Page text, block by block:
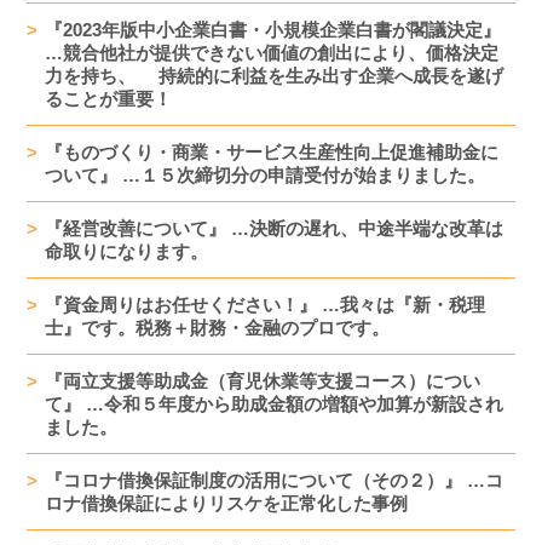
『2023年版中小企業白書・小規模企業白書が閣議決定』
…競合他社が提供できない価値の創出により、価格決定
力を持ち、 持続的に利益を生み出す企業へ成長を遂げ
ることが重要！
『ものづくり・商業・サービス生産性向上促進補助金に
ついて』 …１５次締切分の申請受付が始まりました。
『経営改善について』 …決断の遅れ、中途半端な改革は
命取りになります。
『資金周りはお任せください！』 …我々は『新・税理
士』です。税務＋財務・金融のプロです。
『両立支援等助成金（育児休業等支援コース）につい
て』 …令和５年度から助成金額の増額や加算が新設され
ました。
『コロナ借換保証制度の活用について（その２）』 …コ
ロナ借換保証によりリスケを正常化した事例